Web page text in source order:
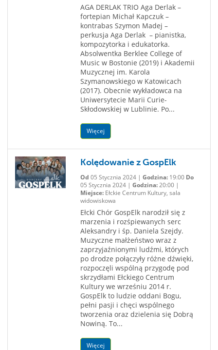
AGA DERLAK TRIO Aga Derlak –
fortepian Michał Kapczuk –
kontrabas Szymon Madej –
perkusja Aga Derlak – pianistka,
kompozytorka i edukatorka.
Absolwentka Berklee College of
Music w Bostonie (2019) i Akademii
Muzycznej im. Karola
Szymanowskiego w Katowicach
(2017). Obecnie wykładowca na
Uniwersytecie Marii Curie-
Skłodowskiej w Lublinie. Po...
Więcej
Kolędowanie z GospElk
Od 05 Stycznia 2024 | Godzina:19:00 Do
05 Stycznia 2024 | Godzina:20:00 |
Miejsce:Ełckie Centrum Kultury, sala
widowiskowa
Ełcki Chór GospElk narodził się z
marzenia i rozśpiewanych serc
Aleksandry i śp. Daniela Szejdy.
Muzyczne małżeństwo wraz z
zaprzyjaźnionymi ludźmi, których
po drodze połączyły różne dźwięki,
rozpoczęli wspólną przygodę pod
skrzydłami Ełckiego Centrum
Kultury we wrześniu 2014 r.
GospElk to ludzie oddani Bogu,
pełni pasji i chęci wspólnego
tworzenia oraz dzielenia się Dobrą
Nowiną. To...
Więcej